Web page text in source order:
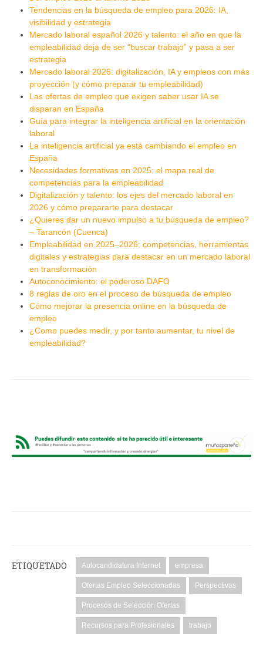
Tendencias en la búsqueda de empleo para 2026: IA,
visibilidad y estrategia
Mercado laboral español 2026 y talento: el año en que la
empleabilidad deja de ser “buscar trabajo” y pasa a ser
estrategia
Mercado laboral 2026: digitalización, IA y empleos con más
proyección (y cómo preparar tu empleabilidad)
Las ofertas de empleo que exigen saber usar IA se
disparan en España
Guía para integrar la inteligencia artificial en la orientación
laboral
La inteligencia artificial ya está cambiando el empleo en
España
Necesidades formativas en 2025: el mapa real de
competencias para la empleabilidad
Digitalización y talento: los ejes del mercado laboral en
2026 y cómo prepararte para destacar
¿Quieres dar un nuevo impulso a tu búsqueda de empleo?
– Tarancón (Cuenca)
Empleabilidad en 2025–2026: competencias, herramientas
digitales y estrategias para destacar en un mercado laboral
en transformación
Autoconocimiento: el poderoso DAFO
8 reglas de oro en el proceso de búsqueda de empleo
Cómo mejorar la presencia online en la búsqueda de
empleo
¿Como puedes medir, y por tanto aumentar, tu nivel de
empleabilidad?
ETIQUETADO Autocandidatura Internet empresa
Ofertas Empleo Seleccionadas Perspectivas
Procesos de Selección Ofertas
Recursos para Profesionales trabajo